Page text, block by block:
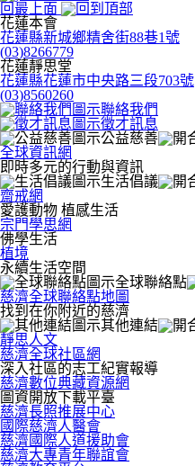
回最上面
花蓮本會
花蓮縣新城鄉精舍街88巷1號
(03)8266779
花蓮靜思堂
花蓮縣花蓮市中央路三段703號
(03)8560260
聯絡我們
徵才訊息
公益慈善
全球資訊網
即時多元的行動與資訊
生活倡議
齋戒網
愛護動物 植感生活
宗門學思網
佛學生活
植境
永續生活空間
全球聯絡點
慈濟全球聯絡點地圖
找到在你附近的慈濟
其他連結
靜思人文
慈濟全球社區網
深入社區的志工紀實報導
慈濟數位典藏資源網
圖資開放下載平臺
慈濟長照推展中心
國際慈濟人醫會
慈濟國際人道援助會
慈濟大專青年聯誼會